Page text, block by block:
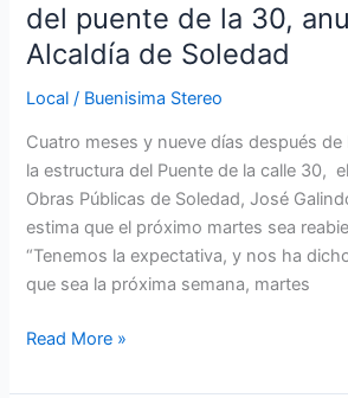
del puente de la 30,
Alcaldía de Soledad
Local / Buenisima Stereo
Cuatro meses y nueve días después
la estructura del Puente de la calle 30,
Obras Públicas de Soledad, José
estima que el próximo martes sea
“Tenemos la expectativa, y nos ha
que sea la próxima semana, martes
Soledad
Read More »